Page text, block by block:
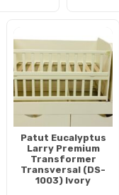
Patut Eucalyptus
Larry Premium
Transformer
Transversal (DS-
1003) Ivory